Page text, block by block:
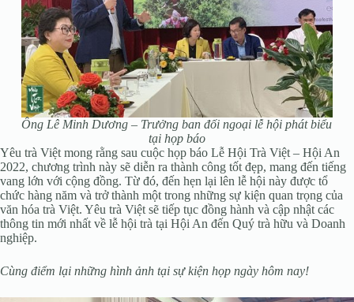
Ông Lê Minh Dương – Trưởng ban đối ngoại lễ hội phát biểu
tại họp báo
Yêu trà Việt mong rằng sau cuộc họp báo Lễ Hội Trà Việt – Hội An
2022, chương trình này sẽ diễn ra thành công tốt đẹp, mang đến tiếng
vang lớn với cộng đồng. Từ đó, đến hẹn lại lên lễ hội này được tổ
chức hàng năm và trở thành một trong những sự kiện quan trọng của
văn hóa trà Việt. Yêu trà Việt sẽ tiếp tục đồng hành và cập nhật các
thông tin mới nhất về lễ hội trà tại Hội An đến Quý trà hữu và Doanh
nghiệp.
Cùng điểm lại những hình ảnh tại sự kiện họp ngày hôm nay!